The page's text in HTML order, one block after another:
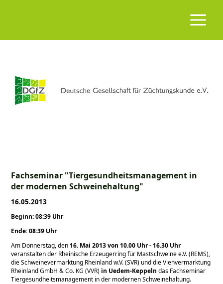
Fachseminar "Tiergesundheitsmanagement in
der modernen Schweinehaltung"
16.05.2013
Beginn: 08:39 Uhr
Ende: 08:39 Uhr
Am Donnerstag, den16. Mai 2013 von 10.00 Uhr - 16.30 Uhr
veranstalten der Rheinische Erzeugerring für Mastschweine e.V. (REMS),
die Schweinevermarktung Rheinland w.V. (SVR) und die Viehvermarktung
Rheinland GmbH & Co. KG (VVR) in Uedem-Keppeln das Fachseminar
Tiergesundheitsmanagement in der modernen Schweinehaltung.